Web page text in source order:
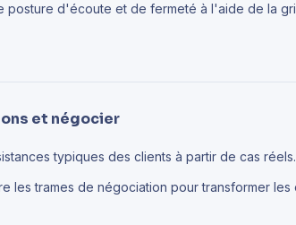
posture d'écoute et de fermeté à l'aide de la
et négocier
typiques des clients à partir de cas réels.
les trames de négociation pour transformer